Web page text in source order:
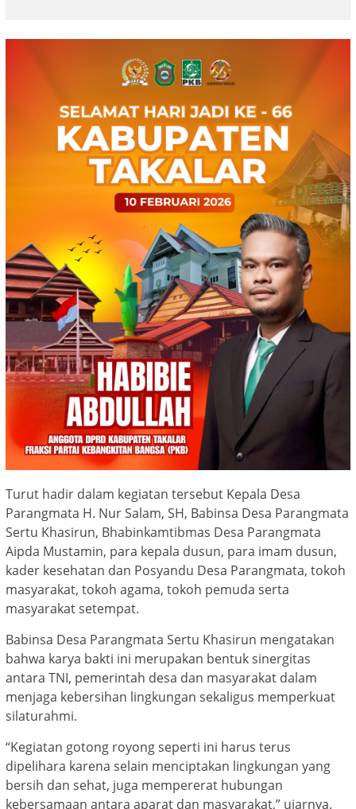
Turut hadir dalam kegiatan tersebut Kepala Desa
Parangmata H. Nur Salam, SH, Babinsa Desa Parangmata
Sertu Khasirun, Bhabinkamtibmas Desa Parangmata
Aipda Mustamin, para kepala dusun, para imam dusun,
kader kesehatan dan Posyandu Desa Parangmata, tokoh
masyarakat, tokoh agama, tokoh pemuda serta
masyarakat setempat.
Babinsa Desa Parangmata Sertu Khasirun mengatakan
bahwa karya bakti ini merupakan bentuk sinergitas
antara TNI, pemerintah desa dan masyarakat dalam
menjaga kebersihan lingkungan sekaligus memperkuat
silaturahmi.
“Kegiatan gotong royong seperti ini harus terus
dipelihara karena selain menciptakan lingkungan yang
bersih dan sehat, juga mempererat hubungan
kebersamaan antara aparat dan masyarakat,” ujarnya.